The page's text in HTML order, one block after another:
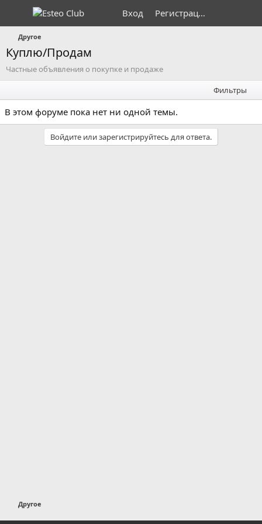
Вход Регистрация
Другое
Куплю/Продам
Частные объявления о покупке и продаже
Фильтры
В этом форуме пока нет ни одной темы.
Войдите или зарегистрируйтесь для ответа.
Другое